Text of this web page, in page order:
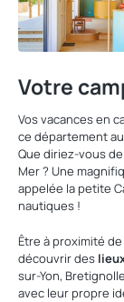
Votre
Vos vacances en
ce département
Que diriez-vous
Mer ? Une
appelée la petite
nautiques !
Être à proximité de
découvrir des
sur-Yon,
avec leur propre